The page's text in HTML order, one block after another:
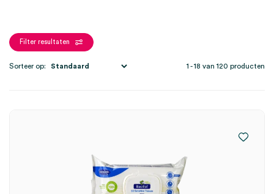
Filter resultaten
1 - 18 van 120 producten
Sorteer op: